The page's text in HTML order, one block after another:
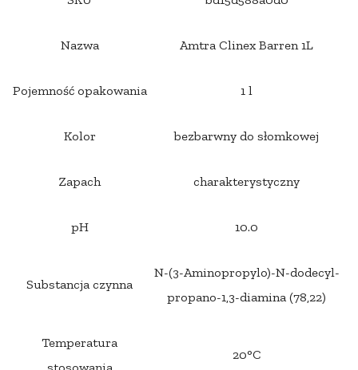
Nazwa Amtra Clinex Barren 1L
Pojemność opakowania 1 l
Kolor bezbarwny do słomkowej
Zapach charakterystyczny
pH 10.0
Substancja czynna
N-(3-Aminopropylo)-N-dodecyl-
propano-1,3-diamina (78,22)
Temperatura
20°C